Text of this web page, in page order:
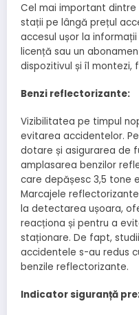
Cel mai important
stații pe lângă prețul
accesul ușor la
licență sau un
dispozitivul și îl montezi,
Benzi reflectorizante:
Vizibilitatea pe timpul
evitarea accidentelor.
dotare și asigurarea de
amplasarea benzilor
care depășesc 3,5 tone
Marcajele
la detectarea ușoara,
reacționa și pentru a
staționare. De fapt,
accidentele s-au redus
benzile reflectorizante.
Indicator siguranță